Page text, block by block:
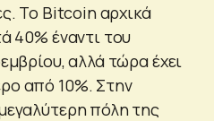
Το Bitcoin αρχικά
40% έναντι του
αλλά τώρα έχει
από 10%. Στην
πόλη της